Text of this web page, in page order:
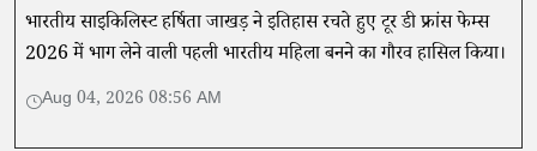
भारतीय साइकिलिस्ट हर्षिता जाखड़ ने इतिहास रचते हुए टूर डी फ्रांस फेम्स
2026 में भाग लेने वाली पहली भारतीय महिला बनने का गौरव हासिल किया।
Aug 04, 2026 08:56 AM